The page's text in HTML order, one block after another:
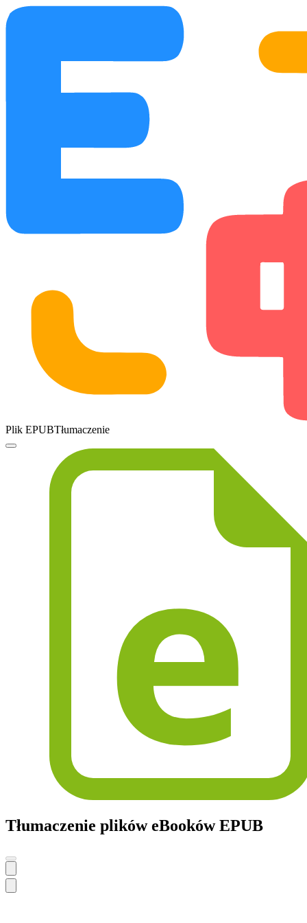
Plik EPUBTłumaczenie
Tłumaczenie plików eBooków EPUB